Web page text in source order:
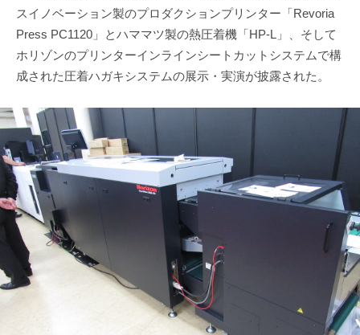
スイノベーション製のプロダクションプリンター「Revoria
Press PC1120」とハママツ製の熱圧着機「HP-L」、そして
ホリゾンのプリンターインラインシートカットシステムで構
成された圧着ハガキシステムの展示・実演が披露された。